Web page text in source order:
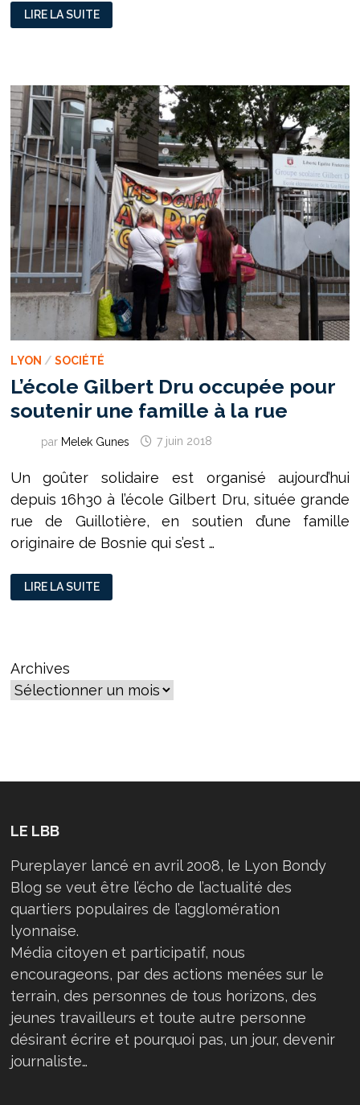
«
SUPPRESSION
DES
DE
DÉLINQUANTS
»,
À
RILLIEUX-
LA-
PAPE
LES
HABITANTS
RÉPONDENT
LIRE LA SUITE
LYON / SOCIÉTÉ
L’école Gilbert Dru occupée pour
soutenir une famille à la rue
par Melek Gunes 7 juin 2018
Un goûter solidaire est organisé aujourd’hui
depuis 16h30 à l’école Gilbert Dru, située grande
rue de Guillotière, en soutien d’une famille
originaire de Bosnie qui s’est …
L’ÉCOLE
GILBERT
DRU
À
LA
RUE
LIRE LA SUITE
Archives
LE LBB
Pureplayer lancé en avril 2008, le Lyon Bondy
Blog se veut être l’écho de l’actualité des
quartiers populaires de l’agglomération
lyonnaise.
Média citoyen et participatif, nous
encourageons, par des actions menées sur le
terrain, des personnes de tous horizons, des
jeunes travailleurs et toute autre personne
désirant écrire et pourquoi pas, un jour, devenir
journaliste…